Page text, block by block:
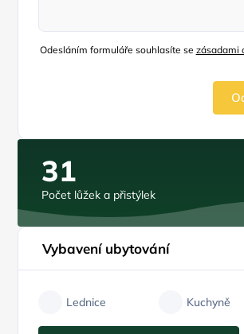
Odesláním formuláře souhlasíte se zásadami
31
Počet lůžek a přistýlek
Vybavení ubytování
Lednice Kuchyně